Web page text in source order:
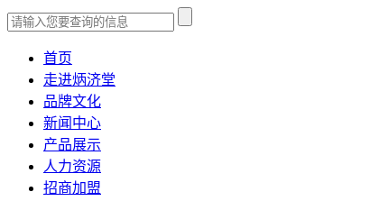
首页
走进炳济堂
品牌文化
新闻中心
产品展示
人力资源
招商加盟